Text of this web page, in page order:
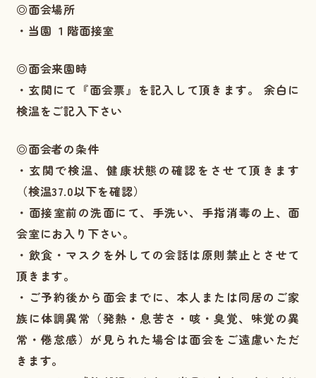
◎面会場所
・当園 １階面接室
◎面会来園時
・玄関にて『面会票』を記入して頂きます。 余白に
検温をご記入下さい
◎面会者の条件
・玄関で検温、健康状態の確認をさせて頂きます
（検温37.0以下を確認）
・面接室前の洗面にて、手洗い、手指消毒の上、面
会室にお入り下さい。
・飲食・マスクを外しての会話は原則禁止とさせて
頂きます。
・ご予約後から面会までに、本人または同居のご家
族に体調異常（発熱・息苦さ・咳・臭覚、味覚の異
常・倦怠感）が見られた場合は面会をご遠慮いただ
きます。